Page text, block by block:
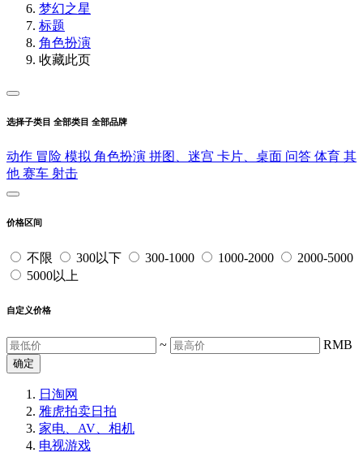
梦幻之星
标题
角色扮演
收藏此页
选择子类目 全部类目 全部品牌
动作 冒险 模拟 角色扮演 拼图、迷宫 卡片、桌面 问答 体育 其
他 赛车 射击
价格区间
不限 300以下 300-1000 1000-2000
2000-5000
5000以上
自定义价格
~ RMB
确定
日淘网
雅虎拍卖日拍
家电、AV、相机
电视游戏